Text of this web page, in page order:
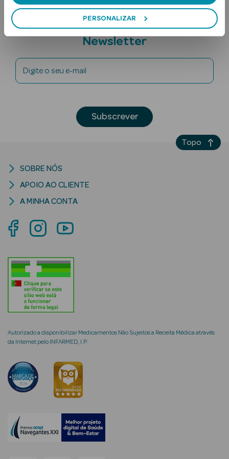
PERSONALIZAR
Lábios
Solares Bebé e
Rosto e
Cosmética
Rosto
Hidratantes
Séruns Faciais
Creme de Olhos
Subscreva a
Newsletter
Digite o seu e-mail
Subscrever
Autorizado a disponibilizar Medicamentos Não Sujeitos a Receita Médica através
da Internet pelo INFARMED, I.P.
SOBRE NÓS
APOIO AO CLIENTE
A MINHA CONTA
Topo